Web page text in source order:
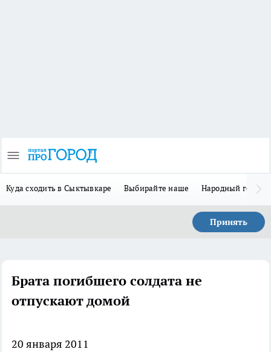
Куда сходить в Сыктывкаре Выбирайте наше Народный герой-
Принять
Брата погибшего солдата не
отпускают домой
20 января 2011